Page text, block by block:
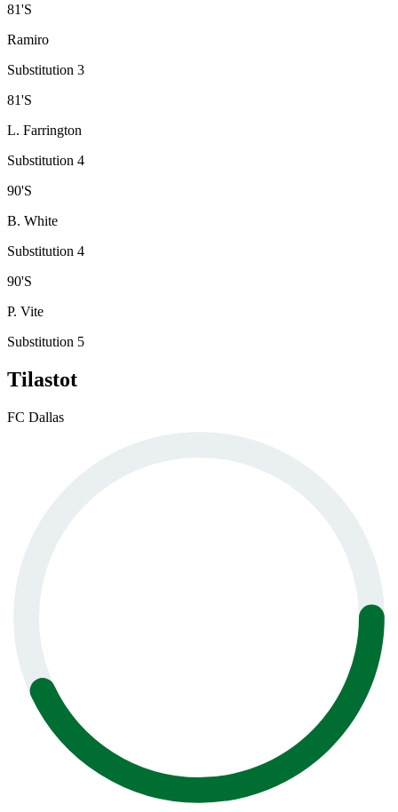
81'S
Ramiro
Substitution 3
81'S
L. Farrington
Substitution 4
90'S
B. White
Substitution 4
90'S
P. Vite
Substitution 5
Tilastot
FC Dallas